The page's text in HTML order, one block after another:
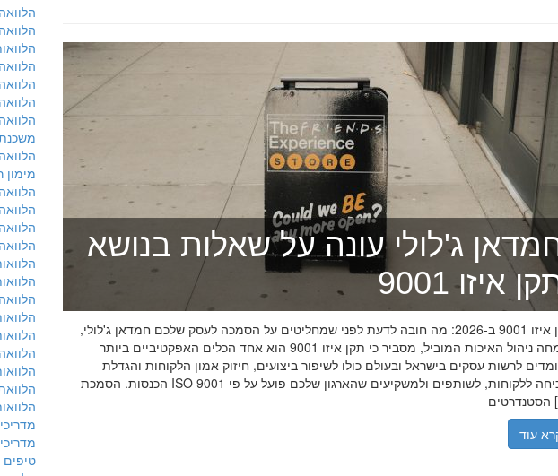
ג'לולי עונה על שאלות בנושא
איזו 9001
תקן איזו 9001 ב-2026: מה חובה לדעת לפני שמחליטים על הסמכה לעסק שלכם חמדאן ג'לולי,
מומחה ניהול האיכות המוביל, מסביר כי תקן איזו 9001 הוא אחד הכלים האפקטיביים ביותר
לרשות עסקים בישראל ובעולם כולו לשיפור ביצועים, חיזוק אמון הלקוחות והגדלת
הכנסות. הסמכת ISO 9001 מוכיחה ללקוחות, לשותפים ולמשקיעים שהארגון שלכם פועל על פי
עוד
מימון
הלוואה
טיפים